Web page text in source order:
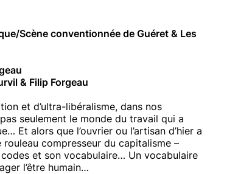
Scène conventionnée de Guéret & Les
& Filip Forgeau
et d’ultra-libéralisme, dans nos
seulement le monde du travail qui a
Et alors que l’ouvrier ou l’artisan d’hier a
compresseur du capitalisme –
et son vocabulaire… Un vocabulaire
l’être humain…